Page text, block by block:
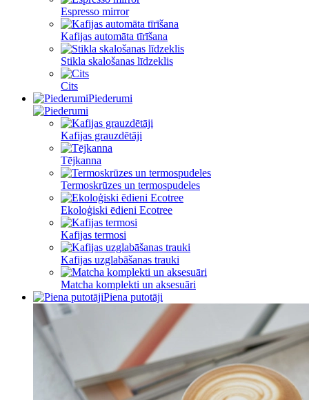
Espresso mirror
Kafijas automāta tīrīšana
Stikla skalošanas līdzeklis
Cits
Piederumi
Kafijas grauzdētāji
Tējkanna
Termoskrūzes un termospudeles
Ekoloģiski ēdieni Ecotree
Kafijas termosi
Kafijas uzglabāšanas trauki
Matcha komplekti un aksesuāri
Piena putotāji